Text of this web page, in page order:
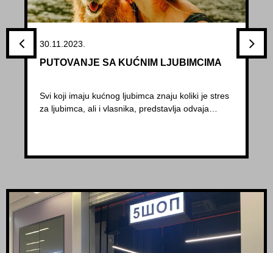
30.11.2023.
PUTOVANJE SA KUĆNIM LJUBIMCIMA
Svi koji imaju kućnog ljubimca znaju koliki je stres
za ljubimca, ali i vlasnika, predstavlja odvaja…